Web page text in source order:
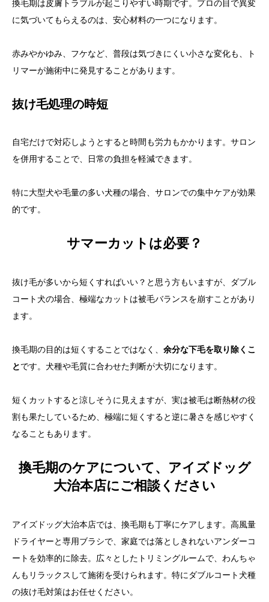
換毛期は皮膚トラブルが起こりやすい時期です。プロの目で異変
に気づいてもらえるのは、安心材料の一つになります。
赤みやかゆみ、フケなど、普段は気づきにくい小さな変化も、ト
リマーが施術中に発見することがあります。
抜け毛処理の時短
自宅だけで対応しようとすると時間も労力もかかります。サロン
を併用することで、日常の負担を軽減できます。
特に大型犬や毛量の多い犬種の場合、サロンでの集中ケアが効果
的です。
サマーカットは必要？
抜け毛が多いから短くすればいい？と思う方もいますが、ダブル
コート犬の場合、極端なカットは被毛バランスを崩すことがあり
ます。
換毛期の目的は短くすることではなく、 余分な下毛を取り除くこ
とです。犬種や毛質に合わせた判断が大切になります。
短くカットすると涼しそうに見えますが、実は被毛は断熱材の役
割も果たしているため、極端に短くすると逆に暑さを感じやすく
なることもあります。
換毛期のケアについて、アイズドッグ
大治本店にご相談ください
アイズドッグ大治本店では、換毛期も丁寧にケアします。高風量
ドライヤーと専用ブラシで、家庭では落としきれないアンダーコ
ートを効率的に除去。広々としたトリミングルームで、わんちゃ
んもリラックスして施術を受けられます。特にダブルコート犬種
の抜け毛対策はお任せください。